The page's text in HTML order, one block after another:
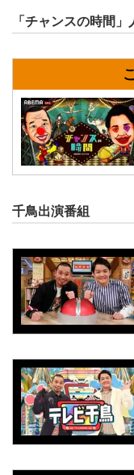
「チャンスの時間
千鳥出演番組